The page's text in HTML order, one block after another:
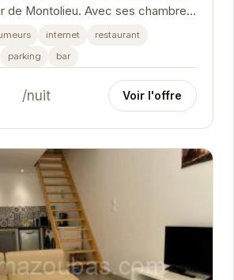
de Montolieu. Avec ses chambres
atmosphère chaleureuse, cet...
internet
restaurant
parking bar
/nuit Voir l'offre